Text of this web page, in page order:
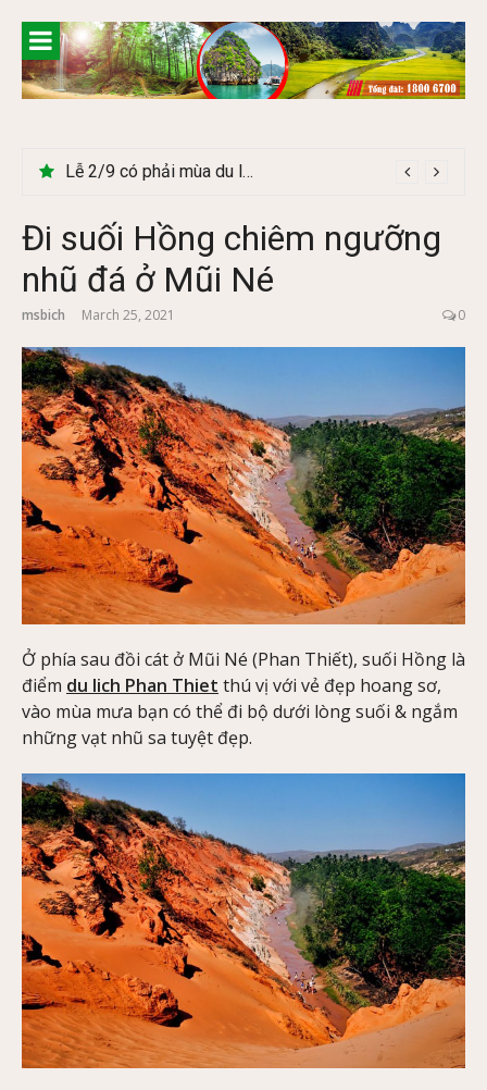
content
Lễ 2/9 có phải mùa du lịch Hà Giang đẹp không?
Đi suối Hồng chiêm ngưỡng
nhũ đá ở Mũi Né
msbich March 25, 2021 0
Ở phía sau đồi cát ở Mũi Né (Phan Thiết), suối Hồng là
điểm du lich Phan Thiet thú vị với vẻ đẹp hoang sơ,
vào mùa mưa bạn có thể đi bộ dưới lòng suối & ngắm
những vạt nhũ sa tuyệt đẹp.